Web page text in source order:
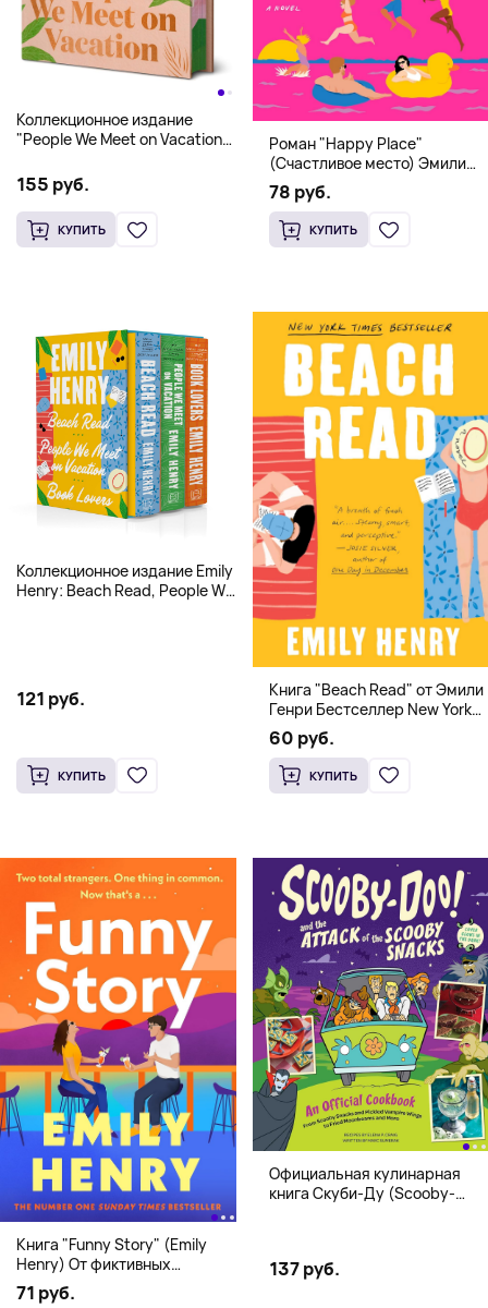
Коллекционное издание
"People We Meet on Vacation"
Hardcover
155 руб.
КУПИТЬ
Роман "Happy Place"
(Счастливое место) Эмили
Генри | Твердый переплет
78 руб.
КУПИТЬ
Коллекционное издание Emily
Henry: Beach Read, People We
121 руб.
КУПИТЬ
Книга "Beach Read" от Эмили
Генри Бестселлер New York
Times
60 руб.
КУПИТЬ
Книга "Funny Story" (Emily
Henry) От фиктивных
свиданий к реальной любви
71 руб.
Официальная кулинарная
книга Скуби-Ду (Scooby-
137 руб.